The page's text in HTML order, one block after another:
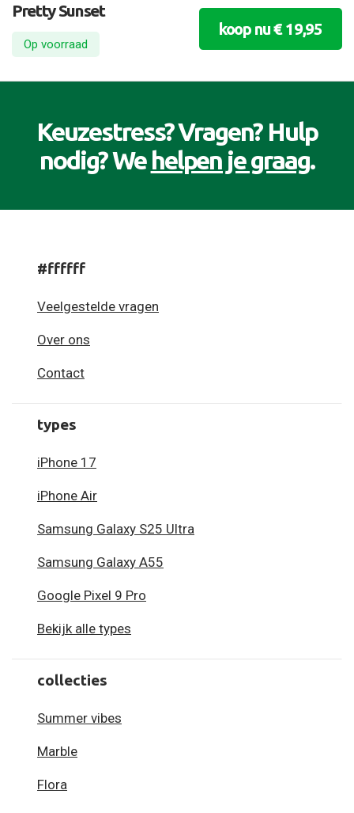
Pretty Sunset
Op voorraad
koop nu € 19,95
Keuzestress? Vragen? Hulp
nodig? Wehelpen je graag.
#ffffff
Veelgestelde vragen
Over ons
Contact
types
iPhone 17
iPhone Air
Samsung Galaxy S25 Ultra
Samsung Galaxy A55
Google Pixel 9 Pro
Bekijk alle types
collecties
Summer vibes
Marble
Flora